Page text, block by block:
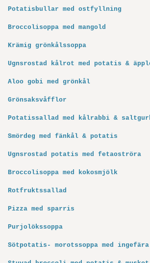
Potatisbullar med ostfyllning
Broccolisoppa med mangold
Krämig grönkålssoppa
Ugnsrostad kålrot med potatis &
Aloo gobi med grönkål
Grönsaksvåfflor
Potatissallad med kålrabbi &
Smördeg med fänkål & potatis
Ugnsrostad potatis med fetaoströra
Broccolisoppa med kokosmjölk
Rotfruktssallad
Pizza med sparris
Purjolökssoppa
Sötpotatis- morotssoppa med ingefära